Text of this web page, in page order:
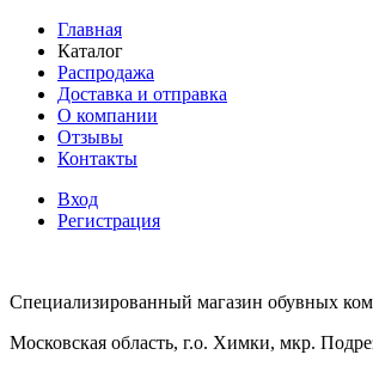
Главная
Каталог
Распродажа
Доставка и отправка
О компании
Отзывы
Контакты
Вход
Регистрация
Специализированный магазин обувных
Московская область, г.о. Химки, мкр.